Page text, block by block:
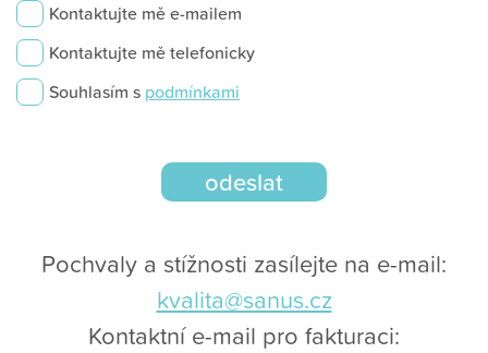
Kontaktujte mě e-mailem
Kontaktujte mě telefonicky
Souhlasím s podmínkami
Pochvaly a stížnosti zasílejte na e-mail:
kvalita@sanus.cz
Kontaktní e-mail pro fakturaci: